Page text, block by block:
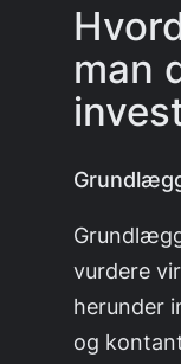
man
vurdere
herunder
og